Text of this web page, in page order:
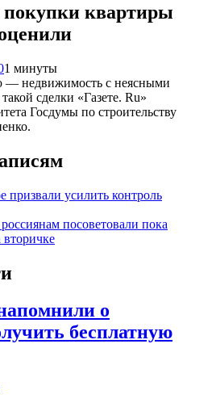
покупки квартиры
1 минуты
— недвижимость с неясными
сделки «Газете. Ru»
Госдумы по строительству
призвали усилить контроль
посоветовали пока
вторичке
о
бесплатную